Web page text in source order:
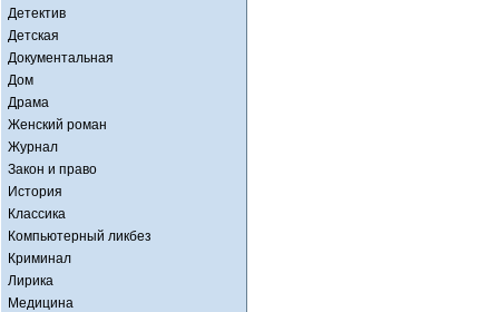
Детектив
Детская
Документальная
Дом
Драма
Женский роман
Журнал
Закон и право
История
Классика
Компьютерный ликбез
Криминал
Лирика
Медицина